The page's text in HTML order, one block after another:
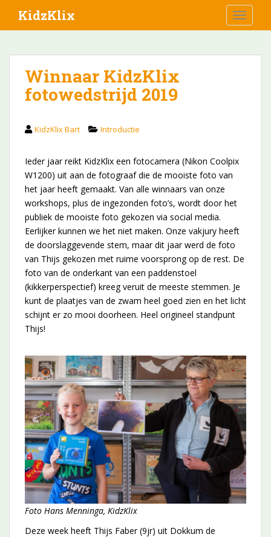
i
KidzKlix
Winnaar KidzKlix
fotowedstrijd 2019
KidzKlix Bart Introductie
Ieder jaar reikt KidzKlix een fotocamera (Nikon Coolpix
W1200) uit aan de fotograaf die de mooiste foto van
het jaar heeft gemaakt. Van alle winnaars van onze
workshops, plus de ingezonden foto’s, wordt door het
publiek de mooiste foto gekozen via social media.
Eerlijker kunnen we het niet maken. Onze vakjury heeft
de doorslaggevende stem, maar dit jaar werd de foto
van Thijs gekozen met ruime voorsprong op de rest. De
foto van de onderkant van een paddenstoel
(kikkerperspectief) kreeg veruit de meeste stemmen. Je
kunt de plaatjes van de zwam heel goed zien en het licht
schijnt er zo mooi doorheen. Heel origineel standpunt
Thijs!
Foto Hans Menninga, KidzKlix
Deze week heeft Thijs Faber (9jr) uit Dokkum de